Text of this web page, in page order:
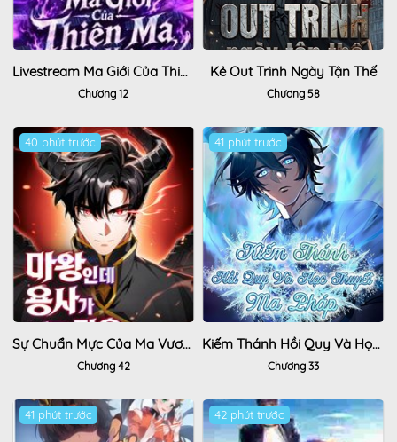
Livestream Ma Giới Của Thiên Ma Hồi Xuân
Chương 12
Kẻ Out Trình Ngày Tận Thế
Chương 58
40 phút trước Hot
Sự Chuẩn Mực Của Ma Vương
Chương 42
41 phút trước
Kiếm Thánh Hồi Quy Và Học Thuyết Ma Pháp
Chương 33
41 phút trước 42 phút trước Hot